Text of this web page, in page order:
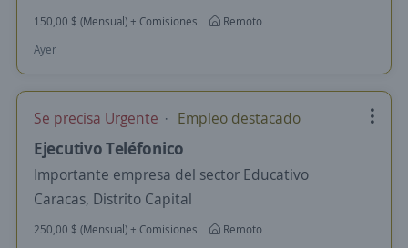
150,00 $ (Mensual) + Comisiones
Remoto
Ayer
Se precisa Urgente Empleo destacado
Ejecutivo Teléfonico
Importante empresa del sector Educativo
Caracas, Distrito Capital
250,00 $ (Mensual) + Comisiones
Remoto